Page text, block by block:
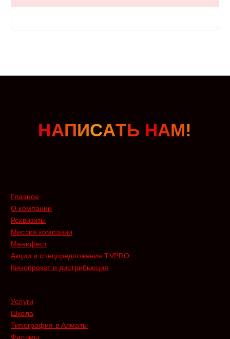
НАПИСАТЬ НАМ!
Главное
О компании
Реквизиты
Миссия компании
Манифест
Акции и спецпредложения TVPRO
Кинопрокат и дистрибьюция
Услуги
Школа
Типография в Алматы
Фильмы